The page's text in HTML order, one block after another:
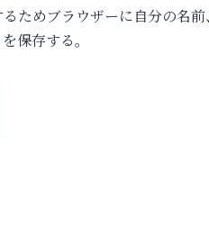
ためブラウザーに自分の名前
保存する。